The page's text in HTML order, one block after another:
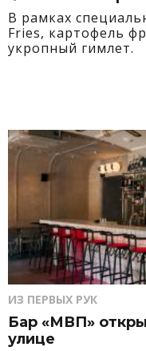
В рамках
Fries, картофель
укропный гимлет.
ИЗ ПЕРВЫХ РУК
Бар «МВП»
улице